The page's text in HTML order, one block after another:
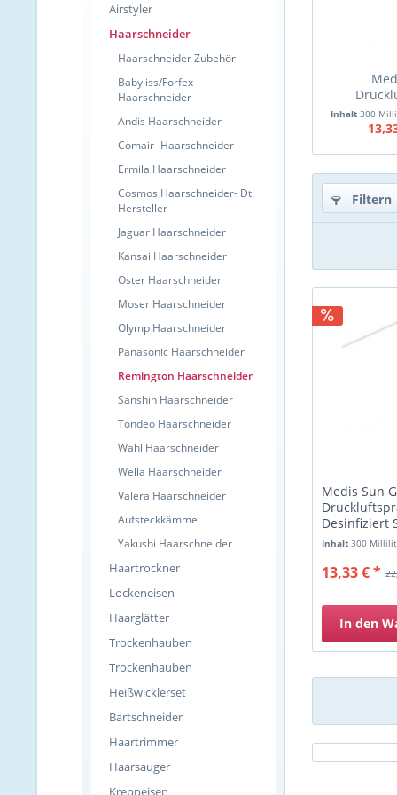
Airstyler
Haarschneider
Haarschneider Zubehör
Babyliss/Forfex
Haarschneider
Andis Haarschneider
Comair -Haarschneider
Ermila Haarschneider
Cosmos Haarschneider- Dt.
Hersteller
Jaguar Haarschneider
Kansai Haarschneider
Oster Haarschneider
Moser Haarschneider
Olymp Haarschneider
Panasonic Haarschneider
Remington Haarschneider
Sanshin Haarschneider
Tondeo Haarschneider
Wahl Haarschneider
Wella Haarschneider
Valera Haarschneider
Aufsteckkämme
Yakushi Haarschneider
Haartrockner
Lockeneisen
Haarglätter
Trockenhauben
Trockenhauben
Heißwicklerset
Bartschneider
Haartrimmer
Haarsauger
Kreppeisen
Inhalt 300
Filtern
Medis Sun
Desinfiziert
Inhalt300
13,33 € *
In den